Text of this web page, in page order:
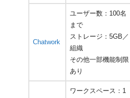
Chatwork
ユーザー数：100名
まで
ストレージ：5GB／
組織
その他一部機能制限
あり
ワークスペース：1